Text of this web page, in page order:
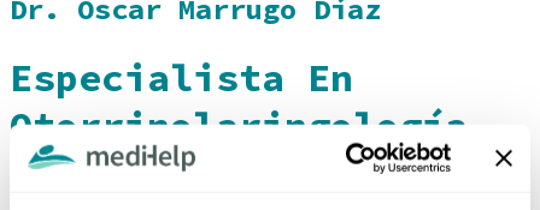
Dr. Oscar Marrugo Díaz
Especialista En
Otorrinolaringología